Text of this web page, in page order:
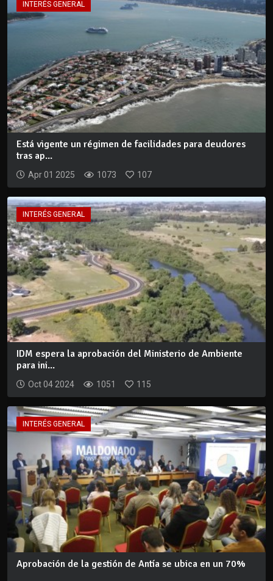
INTERÉS GENERAL
Está vigente un régimen de facilidades para deudores
tras ap...
Apr 01 2025 1073 107
INTERÉS GENERAL
IDM espera la aprobación del Ministerio de Ambiente
para ini...
Oct 04 2024 1051 115
INTERÉS GENERAL
Aprobación de la gestión de Antía se ubica en un 70%